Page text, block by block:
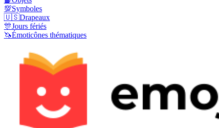
💯Symboles
🇺🇸Drapeaux
🎊Jours fériés
🦄Émoticônes thématiques